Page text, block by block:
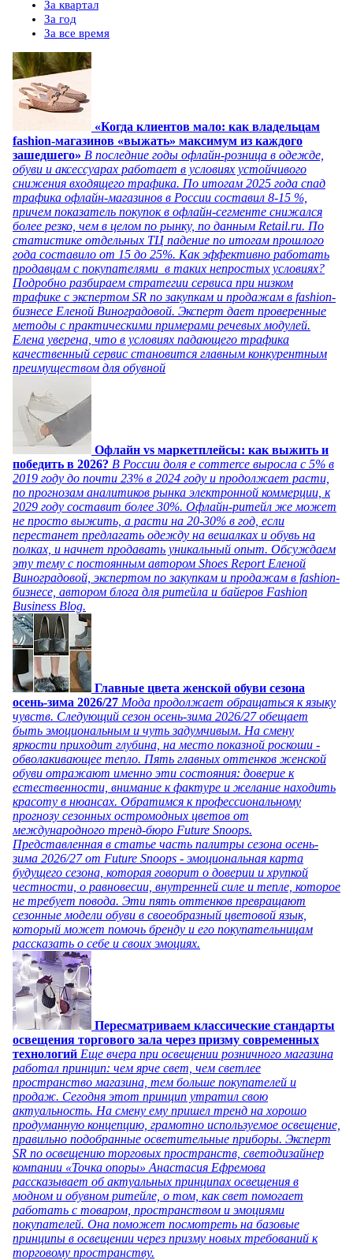
За квартал
За год
За все время
«Когда клиентов мало: как владельцам
fashion-магазинов «выжать» максимум из каждого
зашедшего» В последние годы офлайн-розница в одежде,
обуви и аксессуарах работает в условиях устойчивого
снижения входящего трафика. По итогам 2025 года спад
трафика офлайн-магазинов в России составил 8-15 %,
причем показатель покупок в офлайн-сегменте снижался
более резко, чем в целом по рынку, по данным Retail.ru. По
статистике отдельных ТЦ падение по итогам прошлого
года составило от 15 до 25%. Как эффективно работать
продавцам с покупателями в таких непростых условиях?
Подробно разбираем стратегии сервиса при низком
трафике с экспертом SR по закупкам и продажам в fashion-
бизнесе Еленой Виноградовой. Эксперт дает проверенные
методы с практическими примерами речевых модулей.
Елена уверена, что в условиях падающего трафика
качественный сервис становится главным конкурентным
преимуществом для обувной
Офлайн vs маркетплейсы: как выжить и
победить в 2026? В России доля e commerce выросла с 5% в
2019 году до почти 23% в 2024 году и продолжает расти,
по прогнозам аналитиков рынка электронной коммерции, к
2029 году составит более 30%. Офлайн-ритейл же может
не просто выжить, а расти на 20-30% в год, если
перестанет предлагать одежду на вешалках и обувь на
полках, и начнет продавать уникальный опыт. Обсуждаем
эту тему с постоянным автором Shoes Report Еленой
Виноградовой, экспертом по закупкам и продажам в fashion-
бизнесе, автором блога для ритейла и байеров Fashion
Business Blog.
Главные цвета женской обуви сезона
осень-зима 2026/27 Мода продолжает обращаться к языку
чувств. Следующий сезон осень-зима 2026/27 обещает
быть эмоциональным и чуть задумчивым. На смену
яркости приходит глубина, на место показной роскоши -
обволакивающее тепло. Пять главных оттенков женской
обуви отражают именно эти состояния: доверие к
естественности, внимание к фактуре и желание находить
красоту в нюансах. Обратимся к профессиональному
прогнозу сезонных остромодных цветов от
международного тренд-бюро Future Snoops.
Представленная в статье часть палитры сезона осень-
зима 2026/27 от Future Snoops - эмоциональная карта
будущего сезона, которая говорит о доверии и хрупкой
честности, о равновесии, внутренней силе и тепле, которое
не требует повода. Эти пять оттенков превращают
сезонные модели обуви в своеобразный цветовой язык,
который может помочь бренду и его покупательницам
рассказать о себе и своих эмоциях.
Пересматриваем классические стандарты
освещения торгового зала через призму современных
технологий Еще вчера при освещении розничного магазина
работал принцип: чем ярче свет, чем светлее
пространство магазина, тем больше покупателей и
продаж. Сегодня этот принцип утратил свою
актуальность. На смену ему пришел тренд на хорошо
продуманную концепцию, грамотно используемое освещение,
правильно подобранные осветительные приборы. Эксперт
SR по освещению торговых пространств, светодизайнер
компании «Точка опоры» Анастасия Ефремова
рассказывает об актуальных принципах освещения в
модном и обувном ритейле, о том, как свет помогает
работать с товаром, пространством и эмоциями
покупателей. Она поможет посмотреть на базовые
принципы в освещении через призму новых требований к
торговому пространству.